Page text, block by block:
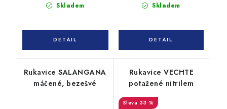
Skladem Skladem
Rukavice SALANGANA
máčené, bezešvé
Rukavice VECHTE
potažené nitrilem
33 %